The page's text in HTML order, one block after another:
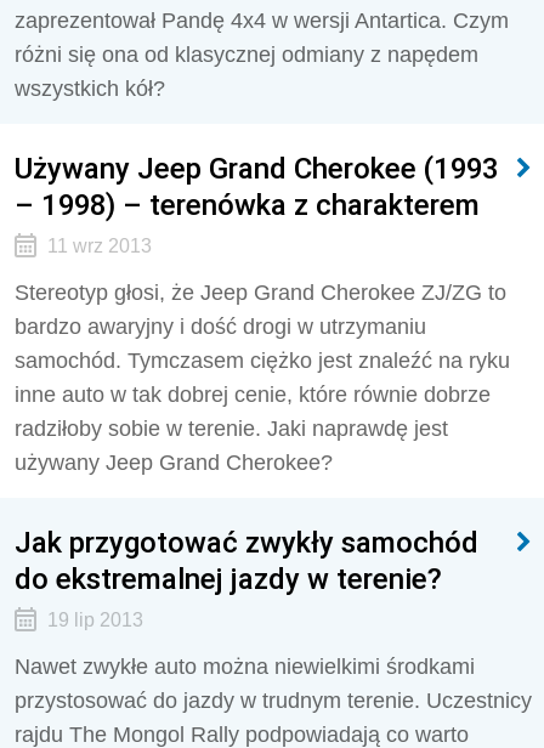
zaprezentował Pandę 4x4 w wersji Antartica. Czym
różni się ona od klasycznej odmiany z napędem
wszystkich kół?
Używany Jeep Grand Cherokee (1993
– 1998) – terenówka z charakterem
11 wrz 2013
Stereotyp głosi, że Jeep Grand Cherokee ZJ/ZG to
bardzo awaryjny i dość drogi w utrzymaniu
samochód. Tymczasem ciężko jest znaleźć na ryku
inne auto w tak dobrej cenie, które równie dobrze
radziłoby sobie w terenie. Jaki naprawdę jest
używany Jeep Grand Cherokee?
Jak przygotować zwykły samochód
do ekstremalnej jazdy w terenie?
19 lip 2013
Nawet zwykłe auto można niewielkimi środkami
przystosować do jazdy w trudnym terenie. Uczestnicy
rajdu The Mongol Rally podpowiadają co warto